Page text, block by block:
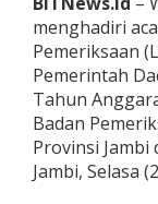
menghadiri
Pemeriksaan
Pemerintah
Tahun
Badan
Provinsi Jambi
Jambi, Selasa